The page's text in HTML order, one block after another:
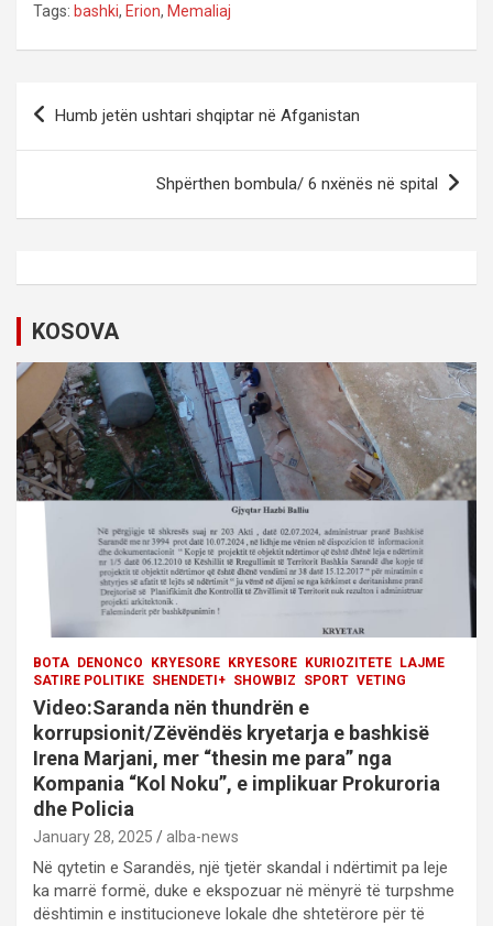
Tags: bashki, Erion, Memaliaj
v
i
g
t
i
Humb jetën ushtari shqiptar në Afganistan
Shpërthen bombula/ 6 nxënës në spital
KOSOVA
BOTA DENONCO KRYESORE KRYESORE KURIOZITETE
LAJME
SATIRE POLITIKE SHENDETI+ SHOWBIZ SPORT VETING
Video:Saranda nën thundrën e
korrupsionit/Zëvëndës kryetarja e bashkisë
Irena Marjani, mer “thesin me para” nga
Kompania “Kol Noku”, e implikuar Prokuroria
dhe Policia
January 28, 2025 alba-news
Në qytetin e Sarandës, një tjetër skandal i ndërtimit pa leje
ka marrë formë, duke e ekspozuar në mënyrë të turpshme
dështimin e institucioneve lokale dhe shtetërore për të